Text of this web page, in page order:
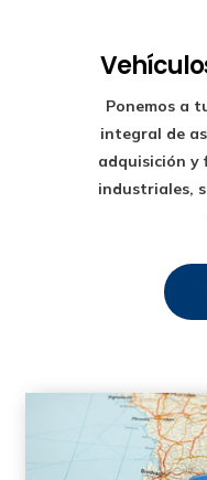
Ponemos a
integral de
adquisición y
industriales,